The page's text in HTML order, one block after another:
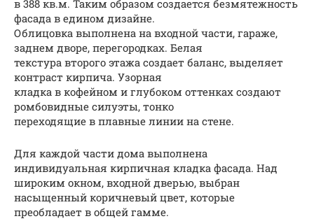
в 388 кв.м. Таким образом создается безмятежность
фасада в едином дизайне.
Облицовка выполнена на входной части, гараже,
заднем дворе, перегородках. Белая
текстура второго этажа создает баланс, выделяет
контраст кирпича. Узорная
кладка в кофейном и глубоком оттенках создают
ромбовидные силуэты, тонко
переходящие в плавные линии на стене.
Для каждой части дома выполнена
индивидуальная кирпичная кладка фасада. Над
широким окном, входной дверью, выбран
насыщенный коричневый цвет, которые
преобладает в общей гамме.